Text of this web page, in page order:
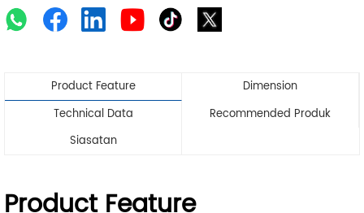
Product Feature
Dimension
Technical Data
Recommended Produk
Siasatan